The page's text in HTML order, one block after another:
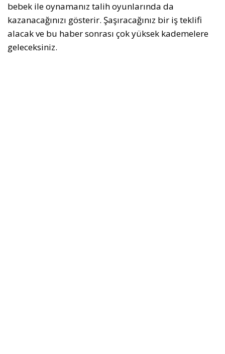
bebek ile oynamanız talih oyunlarında da
kazanacağınızı gösterir. Şaşıracağınız bir iş teklifi
alacak ve bu haber sonrası çok yüksek kademelere
geleceksiniz.